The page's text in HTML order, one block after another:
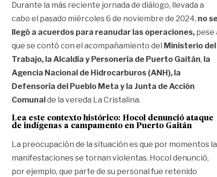
Durante la más reciente jornada de diálogo, llevada a
cabo el pasado miércoles 6 de noviembre de 2024, no
llegó a acuerdos para reanudar las operaciones, pese
que se contó con el acompañamiento del Ministerio del
Trabajo, la Alcaldía y Personería de Puerto Gaitán, la
Agencia Nacional de Hidrocarburos (ANH), la
Defensoría del Pueblo Meta y la Junta de Acción
Comunalde la vereda La Cristalina.
Lea este contexto histórico: Hocol denunció ataque
de indígenas a campamento en Puerto Gaitán
La preocupación de la situación es que por momentos
manifestaciones se tornan violentas. Hocol denunció,
por ejemplo, que parte de su personal fue retenido